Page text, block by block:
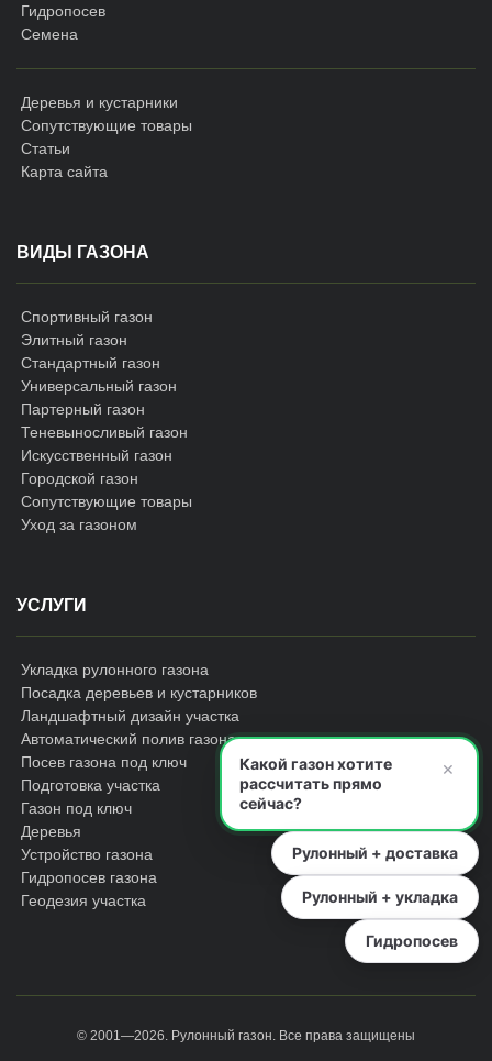
Гидропосев
Семена
Деревья и кустарники
Сопутствующие товары
Статьи
Карта сайта
ВИДЫ ГАЗОНА
Спортивный газон
Элитный газон
Стандартный газон
Универсальный газон
Партерный газон
Теневыносливый газон
Искусственный газон
Городской газон
Сопутствующие товары
Уход за газоном
УСЛУГИ
Укладка рулонного газона
Посадка деревьев и кустарников
Ландшафтный дизайн участка
Автоматический полив газона
Посев газона под ключ
Подготовка участка
Газон под ключ
Деревья
Устройство газона
Гидропосев газона
Геодезия участка
© 2001—2026. Рулонный газон . Все права защищены
×
Какой газон хотите
рассчитать прямо
сейчас?
Рулонный + доставка
Рулонный + укладка
Гидропосев